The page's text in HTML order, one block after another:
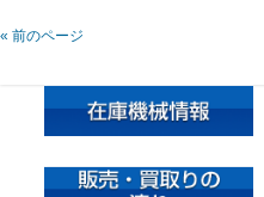
« 前のページ